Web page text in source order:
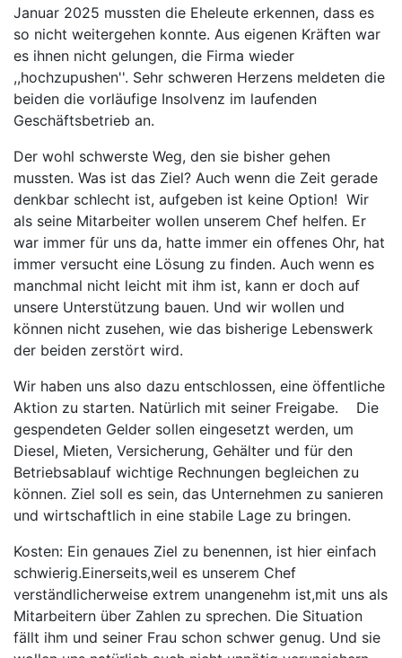
Januar 2025 mussten die Eheleute erkennen, dass es
so nicht weitergehen konnte. Aus eigenen Kräften war
es ihnen nicht gelungen, die Firma wieder
,,hochzupushen''. Sehr schweren Herzens meldeten die
beiden die vorläufige Insolvenz im laufenden
Geschäftsbetrieb an.
Der wohl schwerste Weg, den sie bisher gehen
mussten. Was ist das Ziel? Auch wenn die Zeit gerade
denkbar schlecht ist, aufgeben ist keine Option! Wir
als seine Mitarbeiter wollen unserem Chef helfen. Er
war immer für uns da, hatte immer ein offenes Ohr, hat
immer versucht eine Lösung zu finden. Auch wenn es
manchmal nicht leicht mit ihm ist, kann er doch auf
unsere Unterstützung bauen. Und wir wollen und
können nicht zusehen, wie das bisherige Lebenswerk
der beiden zerstört wird.
Wir haben uns also dazu entschlossen, eine öffentliche
Aktion zu starten. Natürlich mit seiner Freigabe. Die
gespendeten Gelder sollen eingesetzt werden, um
Diesel, Mieten, Versicherung, Gehälter und für den
Betriebsablauf wichtige Rechnungen begleichen zu
können. Ziel soll es sein, das Unternehmen zu sanieren
und wirtschaftlich in eine stabile Lage zu bringen.
Kosten: Ein genaues Ziel zu benennen, ist hier einfach
schwierig.Einerseits,weil es unserem Chef
verständlicherweise extrem unangenehm ist,mit uns als
Mitarbeitern über Zahlen zu sprechen. Die Situation
fällt ihm und seiner Frau schon schwer genug. Und sie